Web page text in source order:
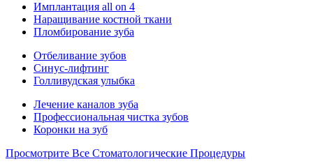
Имплантация all on 4
Наращивание костной ткани
Пломбирование зуба
Отбеливание зубов
Синус-лифтинг
Голливудская улыбка
Лечение каналов зуба
Профессиональная чистка зубов
Коронки на зуб
Просмотрите Все Стоматологические Процедуры